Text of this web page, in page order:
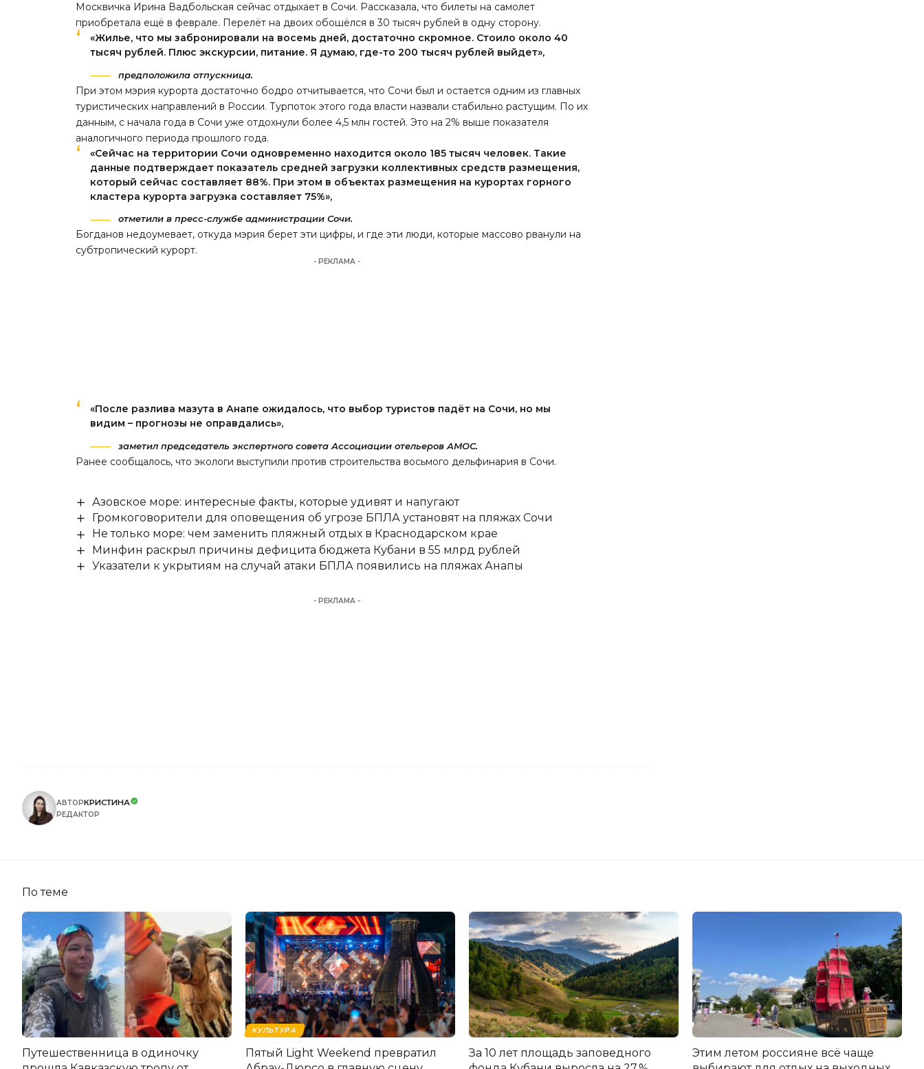
Москвичка Ирина Вадбольская сейчас отдыхает в Сочи. Рассказала, что билеты на самолет
приобретала ещё в феврале. Перелёт на двоих обошёлся в 30 тысяч рублей в одну сторону.
«Жилье, что мы забронировали на восемь дней, достаточно скромное. Стоило около 40
тысяч рублей. Плюс экскурсии, питание. Я думаю, где-то 200 тысяч рублей выйдет»,
предположила отпускница.
При этом мэрия курорта достаточно бодро отчитывается, что Сочи был и остается одним из главных
туристических направлений в России. Турпоток этого года власти назвали стабильно растущим. По их
данным, с начала года в Сочи уже отдохнули более 4,5 млн гостей. Это на 2% выше показателя
аналогичного периода прошлого года.
«Сейчас на территории Сочи одновременно находится около 185 тысяч человек. Такие
данные подтверждает показатель средней загрузки коллективных средств размещения,
который сейчас составляет 88%. При этом в объектах размещения на курортах горного
кластера курорта загрузка составляет 75%»,
отметили в пресс-службе администрации Сочи.
Богданов недоумевает, откуда мэрия берет эти цифры, и где эти люди, которые массово рванули на
субтропический курорт.
- РЕКЛАМА -
«После разлива мазута в Анапе ожидалось, что выбор туристов падёт на Сочи, но мы
видим – прогнозы не оправдались»,
заметил председатель экспертного совета Ассоциации отельеров АМОС.
Ранее сообщалось, чтоэкологи выступили против строительства восьмого дельфинария в Сочи.
Азовское море: интересные факты, которые удивят и напугают
Громкоговорители для оповещения об угрозе БПЛА установят на пляжах Сочи
Не только море: чем заменить пляжный отдых в Краснодарском крае
Минфин раскрыл причины дефицита бюджета Кубани в 55 млрд рублей
Указатели к укрытиям на случай атаки БПЛА появились на пляжах Анапы
- РЕКЛАМА -
АВТОРКРИСТИНА
РЕДАКТОР
По теме
Путешественница в одиночку
КУЛЬТУРА
Пятый Light Weekend превратил
За 10 лет площадь заповедного
Этим летом россияне всё чаще